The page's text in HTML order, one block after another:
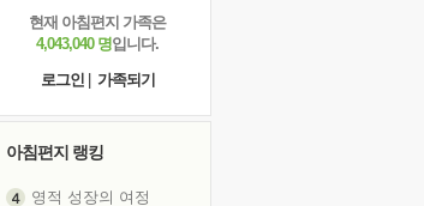
현재 아침편지 가족은
4,043,040 명입니다.
로그인
가족되기
아침편지 랭킹
영적 성장의 여정